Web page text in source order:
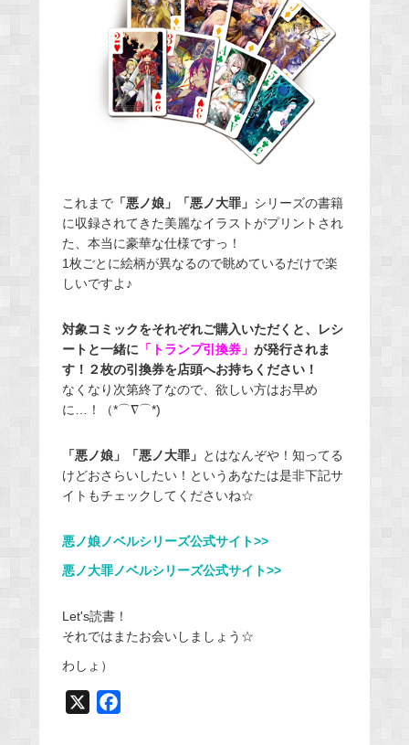
これまで「悪ノ娘」「悪ノ大罪」 シリーズの書籍
に収録されてきた美麗なイラストがプリントされ
た、本当に豪華な仕様ですっ！
1枚ごとに絵柄が異なるので眺めているだけで楽
しいですよ♪
対象コミックをそれぞれご購入いただくと、レシ
ートと一緒に「トランプ引換券」 が発行されま
す！２枚の引換券を店頭へお持ちください！
なくなり次第終了なので、欲しい方はお早め
に…！（*⌒∇⌒*)
「悪ノ娘」「悪ノ大罪」 とはなんぞや！知ってる
けどおさらいしたい！というあなたは是非下記サ
イトもチェックしてくださいね☆
悪ノ娘ノベルシリーズ公式サイト>>
悪ノ大罪ノベルシリーズ公式サイト>>
Let's読書！
それではまたお会いしましょう☆
わしょ）